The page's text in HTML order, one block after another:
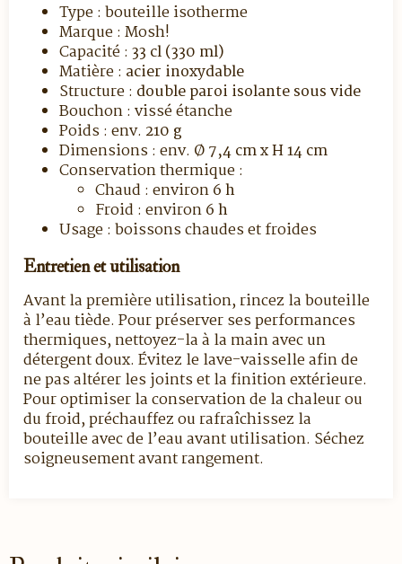
Type : bouteille isotherme
Marque : Mosh!
Capacité : 33 cl (330 ml)
Matière : acier inoxydable
Structure : double paroi isolante sous vide
Bouchon : vissé étanche
Poids : env. 210 g
Dimensions : env. Ø 7,4 cm x H 14 cm
Conservation thermique :
Chaud : environ6 h
Froid : environ6 h
Usage : boissons chaudes et froides
Entretien et utilisation
Avant la première utilisation, rincez la bouteille
à l’eau tiède. Pour préserver ses performances
thermiques, nettoyez-la à la main avec un
détergent doux. Évitez le lave-vaisselle afin de
ne pas altérer les joints et la finition extérieure.
Pour optimiser la conservation de la chaleur ou
du froid, préchauffez ou rafraîchissez la
bouteille avec de l’eau avant utilisation. Séchez
soigneusement avant rangement.